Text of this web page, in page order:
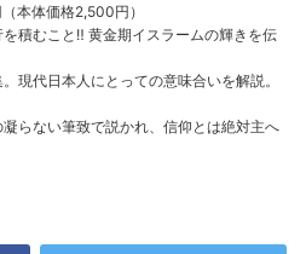
本体価格2,500円）
積むこと‼ 黄金期イスラームの輝きを伝
現代日本人にとっての意味合いを解説。
らない筆致で説かれ、信仰とは絶対主へ